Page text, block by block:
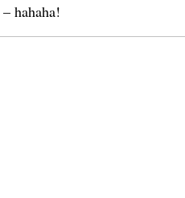
– hahaha!